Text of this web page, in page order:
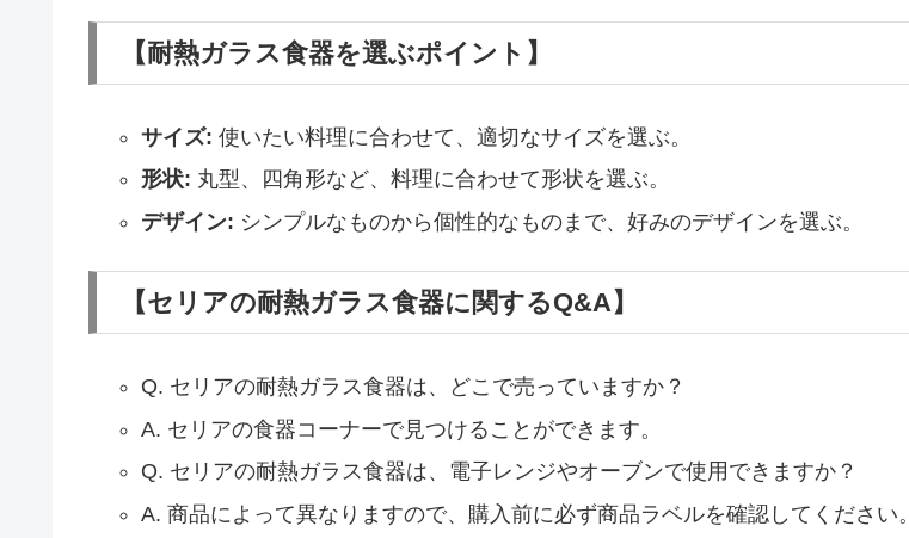
【耐熱ガラス食器を選ぶポイント】
サイズ: 使いたい料理に合わせて、適切なサイズを選ぶ。
形状: 丸型、四角形など、料理に合わせて形状を選ぶ。
デザイン: シンプルなものから個性的なものまで、好みのデザインを選ぶ。
【セリアの耐熱ガラス食器に関するQ&A】
Q. セリアの耐熱ガラス食器は、どこで売っていますか？
A. セリアの食器コーナーで見つけることができます。
Q. セリアの耐熱ガラス食器は、電子レンジやオーブンで使用できますか？
A. 商品によって異なりますので、購入前に必ず商品ラベルを確認してください。